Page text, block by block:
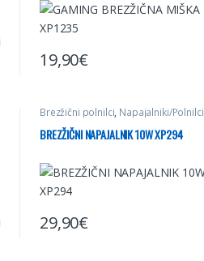
19,90€
Brezžični polnilci, Napajalniki/Polnilci
BREZŽIČNI NAPAJALNIK 10W XP294
29,90€